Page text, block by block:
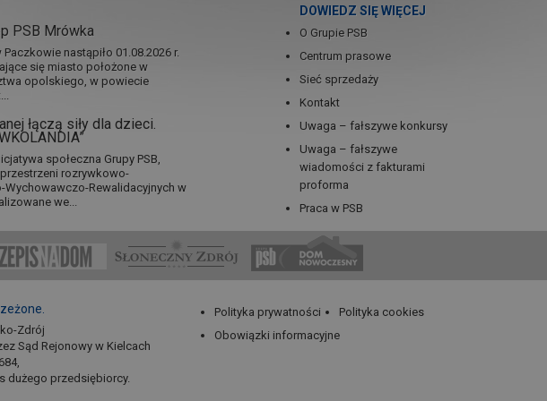
PSB Mrówka
nastąpiło 01.08.2026 r.
się miasto położone w
opolskiego, w powiecie
łączą siły dla dzieci.
społeczna Grupy PSB,
rozrywkowo-
Rewalidacyjnych w
we...
DOWIEDZ SIĘ WIĘCEJ
O Grupie PSB
Centrum prasowe
Sieć sprzedaży
Kontakt
Uwaga – fałszywe konkursy
Uwaga – fałszywe
wiadomości z fakturami
proforma
Praca w PSB
Zdrój
Sąd Rejonowy w Kielcach
dużego przedsiębiorcy.
Polityka prywatności
Polityka cookies
Obowiązki informacyjne